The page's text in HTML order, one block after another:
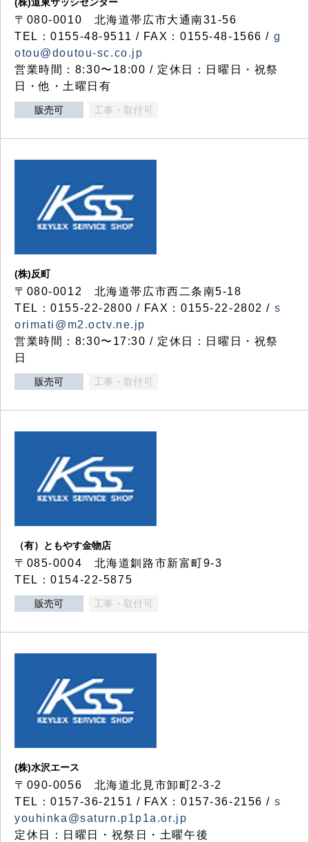
〒080-0010 北海道帯広市大通南31-56
TEL：0155-48-9511 / FAX：0155-48-1566 / g
otou@doutou-sc.co.jp
営業時間：8:30〜18:00 / 定休日：日曜日・祝祭
日・他・土曜日有
販売可 工事・取付可
(株)反町
〒080-0012 北海道帯広市西二条南5-18
TEL：0155-22-2800 / FAX：0155-22-2802 / s
orimati@m2.octv.ne.jp
営業時間：8:30〜17:30 / 定休日：日曜日・祝祭
日
販売可 工事・取付可
（有）ともやす金物店
〒085-0004 北海道釧路市新富町9-3
TEL：0154-22-5875
販売可 工事・取付可
(株)水沢エース
〒090-0056 北海道北見市卸町2-3-2
TEL：0157-36-2151 / FAX：0157-36-2156 / s
youhinka@saturn.p1p1a.or.jp
定休日：日曜日・祝祭日・土曜午後